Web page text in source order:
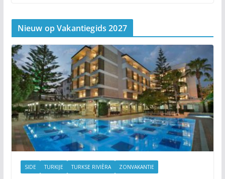
Nieuw op Vakantiegids 2027
SIDE TURKIJE TURKSE RIVIÈRA ZONVAKANTIE